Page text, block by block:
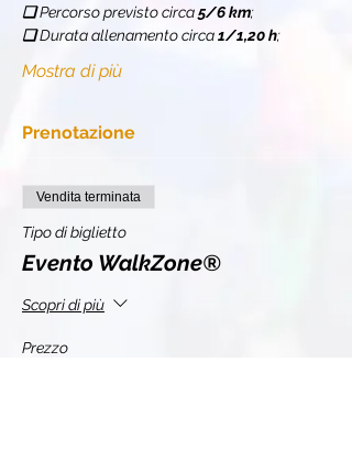
❏ Percorso previsto circa 5/6 km;
❏ Durata allenamento circa 1/1,20 h;
Mostra di più
Prenotazione
Vendita terminata
Tipo di biglietto
Evento WalkZone®
Scopri di più
Prezzo